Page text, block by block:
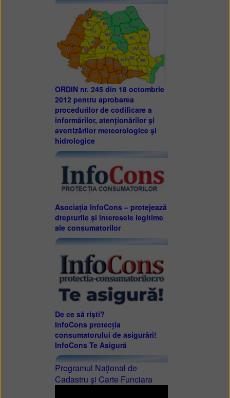
ORDIN nr. 245 din 18 octombrie
2012 pentru aprobarea
procedurilor de codificare a
informărilor, atenţionărilor şi
avertizărilor meteorologice şi
hidrologice
Asociația InfoCons – protejează
drepturile și interesele legitime
ale consumatorilor
De ce să riști?
InfoCons protecția
consumatorului de asigurări!
InfoCons Te Asigură
Programul Naţional de
Cadastru şi Carte Funciara